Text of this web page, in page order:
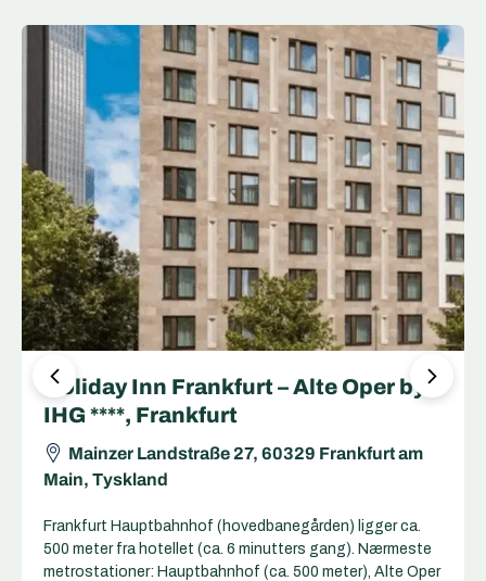
Holiday Inn Frankfurt – Alte Oper by
IHG ****, Frankfurt
Mainzer Landstraße 27, 60329 Frankfurt am
Main, Tyskland
Frankfurt Hauptbahnhof (hovedbanegården) ligger ca.
500 meter fra hotellet (ca. 6 minutters gang). Nærmeste
metrostationer: Hauptbahnhof (ca. 500 meter), Alte Oper